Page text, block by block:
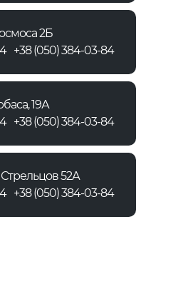
2Б
+38 (050) 384-03-84
19А
+38 (050) 384-03-84
52А
+38 (050) 384-03-84